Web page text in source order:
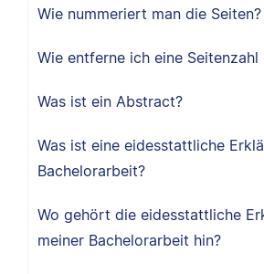
Wie nummeriert man die Seiten?
Wie entferne ich eine Seitenzahl
Was ist ein Abstract?
Was ist eine eidesstattliche
Bachelorarbeit?
Wo gehört die eidesstattliche
meiner Bachelorarbeit hin?